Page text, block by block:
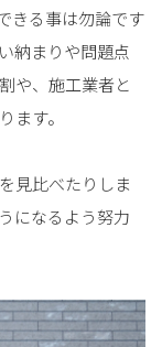
きる事は勿論です
納まりや問題点
や、施工業者と
ます。
見比べたりしま
になるよう努力